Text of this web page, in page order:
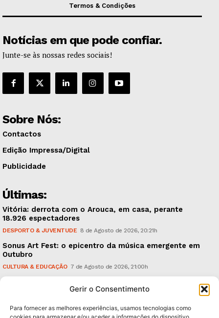
Gerir o Consentimento
Para fornecer as melhores experiências, usamos tecnologias como
Termos & Condições
Notícias em que pode confiar.
Junte-se às nossas redes sociais!
Sobre Nós:
Contactos
Edição Impressa/Digital
Publicidade
Últimas:
Vitória: derrota com o Arouca, em casa, perante
18.926 espectadores
DESPORTO & JUVENTUDE 8 de Agosto de 2026, 20:21h
Sonus Art Fest: o epicentro da música emergente em
Outubro
CULTURA & EDUCAÇÃO 7 de Agosto de 2026, 21:00h